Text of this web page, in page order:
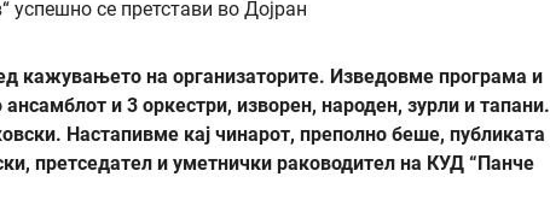
кажувањето на организаторите. Изведовме програма и
и 3 оркестри, изворен, народен, зурли и тапани.
Настапивме кај чинарот, преполно беше, публиката
претседател и уметнички раководител на КУД “Панче